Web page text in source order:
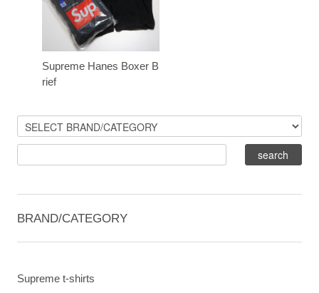
Supreme Hanes Boxer B
rief
BRAND/CATEGORY
Supreme t-shirts